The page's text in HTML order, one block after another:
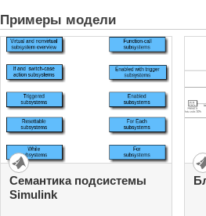
Примеры модели
Семантика подсистемы
Simulink